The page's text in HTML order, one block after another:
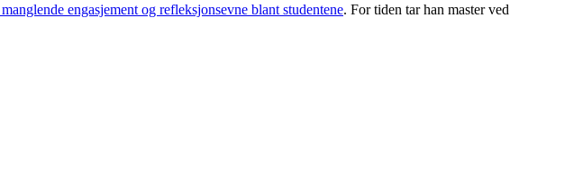
engasjement og refleksjonsevne blant studentene. For tiden tar han master ved